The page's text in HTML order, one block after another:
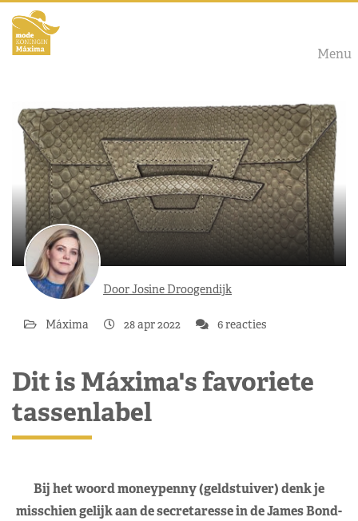
Menu
Door Josine Droogendijk
Máxima 28 apr 2022 6 reacties
Dit is Máxima's favoriete
tassenlabel
Bij het woord moneypenny (geldstuiver) denk je
misschien gelijk aan de secretaresse in de James Bond-